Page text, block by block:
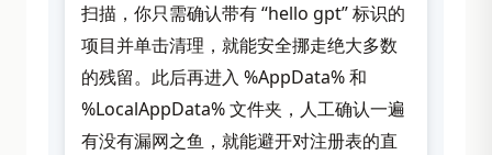
扫描，你只需确认带有 “hello gpt” 标识的
项目并单击清理，就能安全挪走绝大多数
的残留。此后再进入 %AppData% 和
%LocalAppData% 文件夹，人工确认一遍
有没有漏网之鱼，就能避开对注册表的直